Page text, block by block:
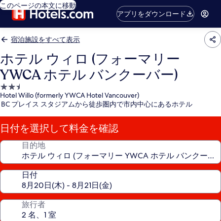
このページの本文に移動
アプリをダウンロード
宿泊施設をすべて表示
ホテル ウィロ (フォーマリー
YWCA ホテル バンクーバー)
2.5
つ
星
宿
泊
施
Hotel Willo (formerly YWCA Hotel Vancouver)
BC プレイス スタジアムから徒歩圏内で市内中心にあるホテル
日付を選択して料金を確認
目的地
日付
旅行者